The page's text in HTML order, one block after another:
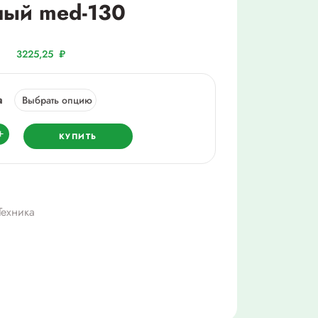
med-130
3225,25₽
КУПИТЬ